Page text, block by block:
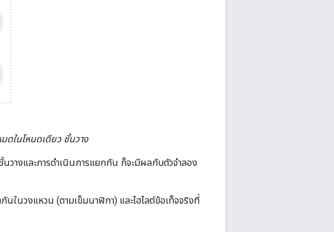
ดในโหนดเดียว ชั้นวาง
วางและการดำเนินการแยกกัน ก็จะมีผลกับตัวจำลอง
ในวงแหวน (ตามเข็มนาฬิกา) และไฮไลต์ข้อเท็จจริงที่